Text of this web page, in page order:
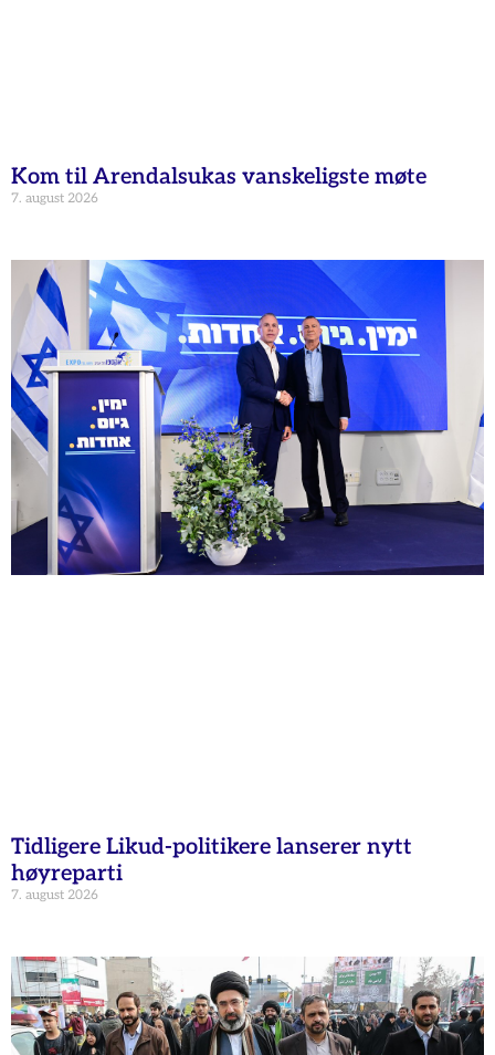
Kom til Arendalsukas vanskeligste møte
7. august 2026
Tidligere Likud-politikere lanserer nytt
høyreparti
7. august 2026